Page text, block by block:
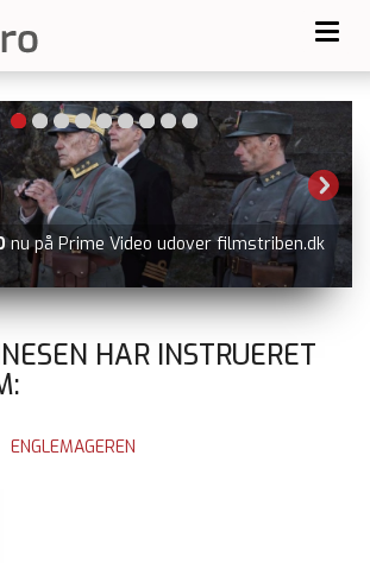
nu på Prime Video udover filmstriben.dk
HAR INSTRUERET
ENGLEMAGEREN